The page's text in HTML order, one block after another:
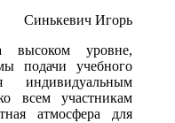
Синькевич Игорь
высоком уровне,
подачи учебного
индивидуальным
всем участникам
атмосфера для